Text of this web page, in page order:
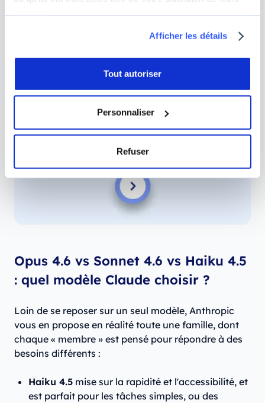
Afficher les détails
Tout autoriser
Personnaliser
Refuser
Opus 4.6 vs Sonnet 4.6 vs Haiku 4.5
: quel modèle Claude choisir ?
Loin de se reposer sur un seul modèle, Anthropic
vous en propose en réalité toute une famille, dont
chaque « membre » est pensé pour répondre à des
besoins différents :
Haiku 4.5 mise sur la rapidité et l'accessibilité, et
est parfait pour les tâches simples, ou des